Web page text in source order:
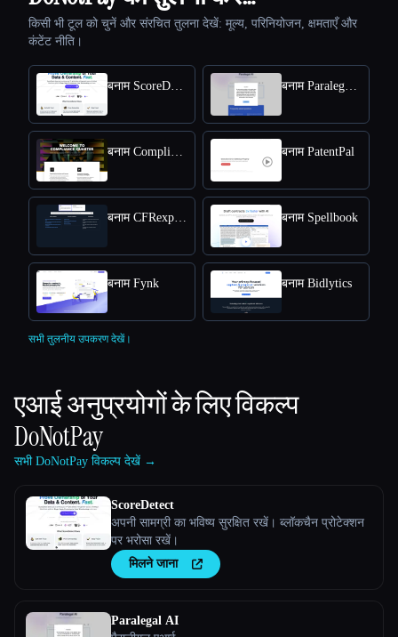
किसी भी टूल को चुनें और संरचित तुलना देखें: मूल्य, परिनियोजन, क्षमताएँ और
कंटेंट नीति।
बनाम PatentPal
बनाम Spellbook
बनाम Fynk बनाम Bidlytics
सभी तुलनीय उपकरण देखें।
एआई अनुप्रयोगों के लिए विकल्प
DoNotPay
सभी DoNotPay विकल्प देखें →
ScoreDetect
अपनी सामग्री का भविष्य सुरक्षित रखें। ब्लॉकचैन प्रोटेक्शन
पर भरोसा रखें।
मिलने जाना
Paralegal AI